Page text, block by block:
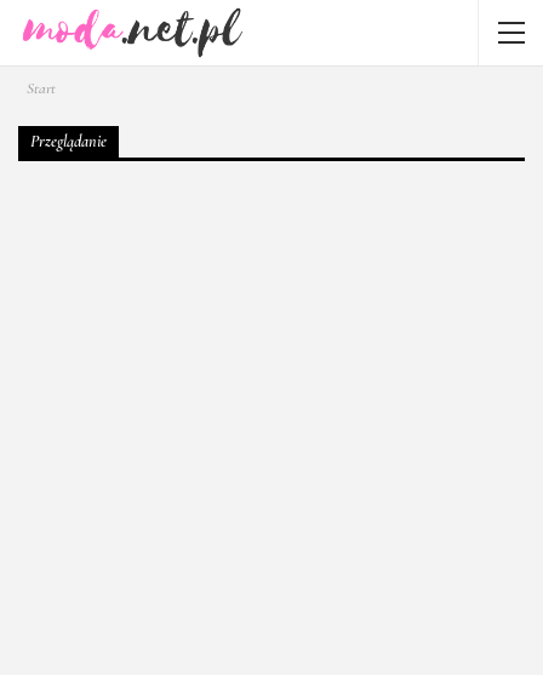
Start
Przeglądanie